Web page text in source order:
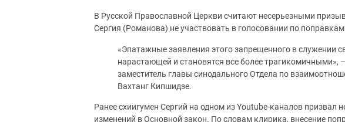
В Русской Православной Церкви считают несерьезными
Сергия (Романова) не участвовать в голосовании по
«Эпатажные заявления этого запрещенного в служении
нарастающей и становятся все более трагикомичными»,
заместитель главы синодального Отдела по
Вахтанг Кипшидзе.
Ранее схиигумен Сергий на одном из Youtube-каналов призвал
изменений в Основной закон. По словам клирика, внесение